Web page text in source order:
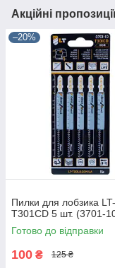
Акційні
–20%
Пилки для лобзика LT-
T301CD 5 шт. (3701-
Готово до відправки
100 ₴ 125 ₴